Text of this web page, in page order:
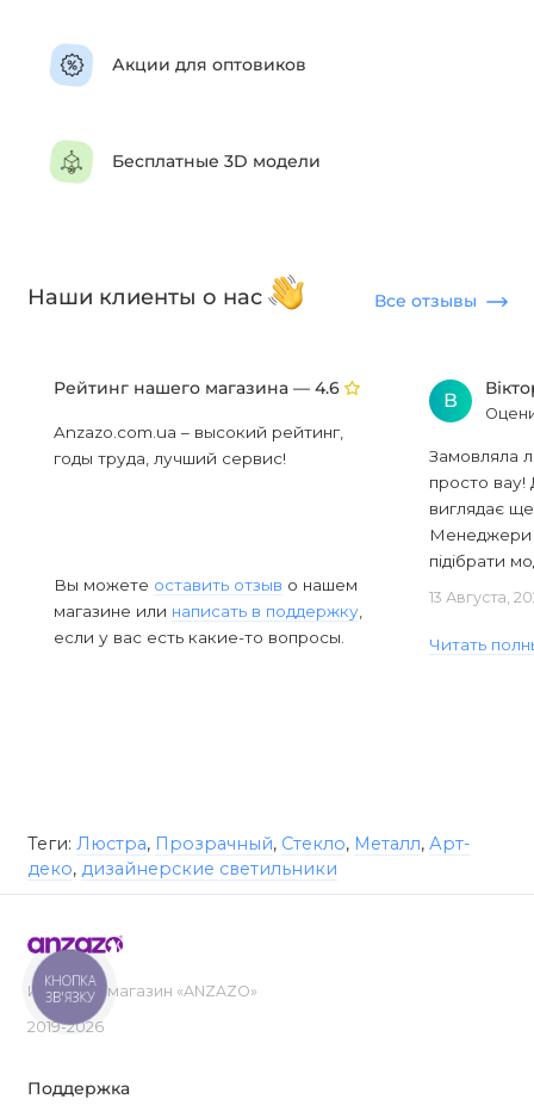
Акции для оптовиков
Бесплатные 3D модели
Наши клиенты о нас Все отзывы
Рейтинг нашего магазина — 4.6
Anzazo.com.ua – высокий рейтинг,
годы труда, лучший сервис!
Вы можете оставить отзыв о нашем
магазине или написать в поддержку
если у вас есть какие-то вопросы.
В
Замовляла
просто вау!
виглядає
Менеджери
підібрати
13 Августа,
Читать
Теги: Люстра, Прозрачный, Стекло, Металл, Арт-
деко, дизайнерские светильники
Интернет-магазин «ANZAZO»
2019-2026
Поддержка
КНОПКА
ЗВ'ЯЗКУ